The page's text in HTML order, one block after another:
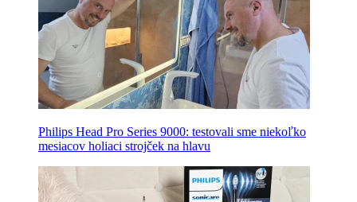
Philips Head Pro Series 9000: testovali sme niekoľko
mesiacov holiaci strojček na hlavu